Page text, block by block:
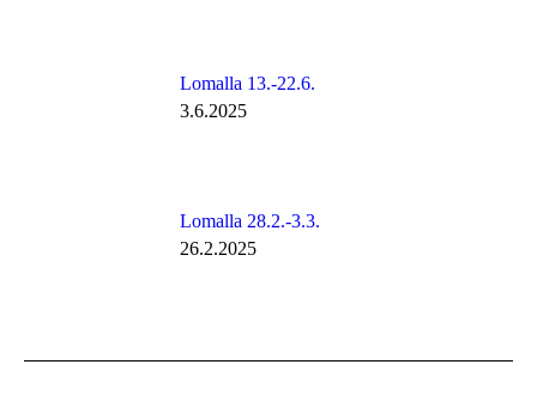
Lomalla 13.-22.6.
3.6.2025
Lomalla 28.2.-3.3.
26.2.2025